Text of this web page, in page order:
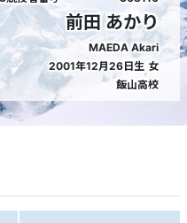
前田 あかり
MAEDA Akari
2001年12月26日生 女
飯山高校